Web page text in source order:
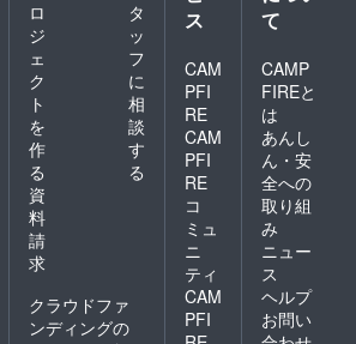
ロ
ジ
ェ
ク
ト
を
作
る
タ
ッ
フ
に
相
談
す
る
資
料
請
求
クラウドファ
ンディングの
ス
CAM
PFI
RE
CAM
PFI
RE
コ
ミュ
ニ
ティ
CAM
PFI
て
CAMP
FIREと
は
あんし
ん・安
全への
取り組
み
ニュー
ス
ヘルプ
お問い